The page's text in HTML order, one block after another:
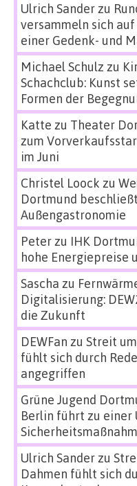
Ulrich Sanderzu
versammeln sich
einer Gedenk- und
Michael Schulz zu
Schachclub: Kunst
Formen der
Katte zu Theater
zum
im Juni
Christel Loock zu
Dortmund
Außengastronomie
Peterzu IHK
hohe Energiepreise
Sascha zu
Digitalisierung:
die Zukunft
DEWFan zu Streit
fühlt sich durch
angegriffen
Grüne Jugend
Berlin führt zu
Ulrich Sanderzu
Dahmen fühlt sich